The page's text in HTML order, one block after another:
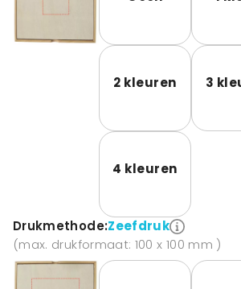
2 kleuren 3
4 kleuren
Drukmethode:Zeefdruk
(max. drukformaat: 100 x 100 mm )